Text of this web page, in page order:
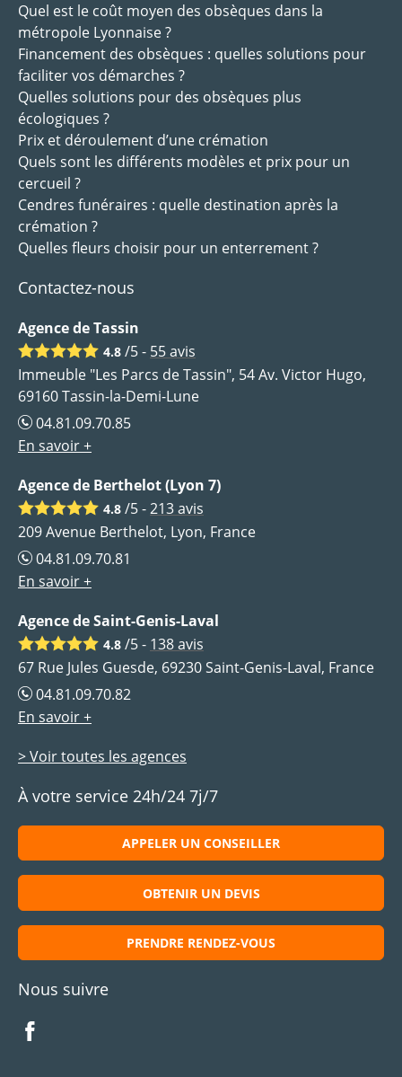
Quel est le coût moyen des obsèques dans la
métropole Lyonnaise ?
Financement des obsèques : quelles solutions pour
faciliter vos démarches ?
Quelles solutions pour des obsèques plus
écologiques ?
Prix et déroulement d’une crémation
Quels sont les différents modèles et prix pour un
cercueil ?
Cendres funéraires : quelle destination après la
crémation ?
Quelles fleurs choisir pour un enterrement ?
Contactez-nous
Agence de Tassin
4.8 /5 - 55avis
Immeuble "Les Parcs de Tassin", 54 Av. Victor Hugo,
69160 Tassin-la-Demi-Lune
04.81.09.70.85
En savoir +
Agence de Berthelot (Lyon 7)
4.8 /5 -213avis
209 Avenue Berthelot, Lyon, France
04.81.09.70.81
En savoir +
Agence de Saint-Genis-Laval
4.8 /5 - 138avis
67 Rue Jules Guesde, 69230 Saint-Genis-Laval, France
04.81.09.70.82
En savoir +
> Voir toutes les agences
À votre service 24h/24 7j/7
APPELER UN CONSEILLER
OBTENIR UN DEVIS
PRENDRE RENDEZ-VOUS
Nous suivre